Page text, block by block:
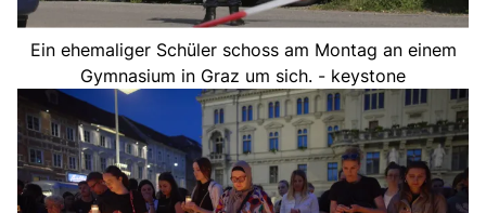
Ein ehemaliger Schüler schoss am Montag an einem
Gymnasium in Graz um sich. - keystone